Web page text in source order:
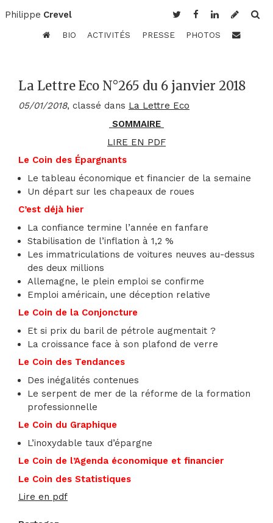
Philippe Crevel
BIO ACTIVITÉS PRESSE PHOTOS
La Lettre Eco N°265 du 6 janvier 2018
05/01/2018, classé dans La Lettre Eco
SOMMAIRE
LIRE EN PDF
Le Coin des Épargnants
Le tableau économique et financier de la semaine
Un départ sur les chapeaux de roues
C’est déjà hier
La confiance termine l’année en fanfare
Stabilisation de l’inflation à 1,2 %
Les immatriculations de voitures neuves au-dessus
des deux millions
Allemagne, le plein emploi se confirme
Emploi américain, une déception relative
Le Coin de la Conjoncture
Et si prix du baril de pétrole augmentait ?
La croissance face à son plafond de verre
Le Coin des Tendances
Des inégalités contenues
Le serpent de mer de la réforme de la formation
professionnelle
Le Coin du Graphique
L’inoxydable taux d’épargne
Le Coin de l’Agenda économique et financier
Le Coin des Statistiques
Lire en pdf